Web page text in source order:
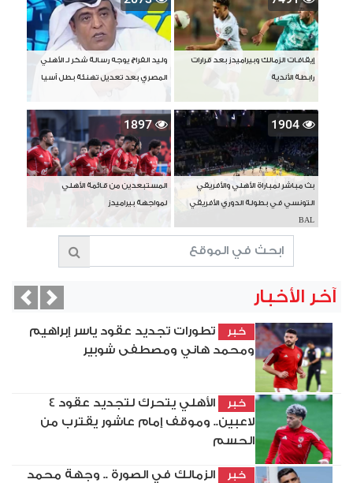
إيقافات الزمالك وبيراميدز بعد قرارات
رابطة الأندية
وليد الفراج يوجه رسالة شكر لـ الأهلي
المصري بعد تعديل تهنئة بطل آسيا
1904
بث مباشر لمباراة الأهلي والأفريقي
التونسي في بطولة الدوري الأفريقي
BAL
1897
المستبعدين من قائمة الأهلي
لمواجهة بيراميدز
آخر الأخبار
خبر
تطورات تجديد عقود ياسر إبراهيم
ومحمد هاني ومصطفى شوبير
خبر
الأهلي يتحرك لتجديد عقود 4
لاعبين.. وموقف إمام عاشور يقترب من
الحسم
خبر
الزمالك في الصورة .. وجهة محمد
Next